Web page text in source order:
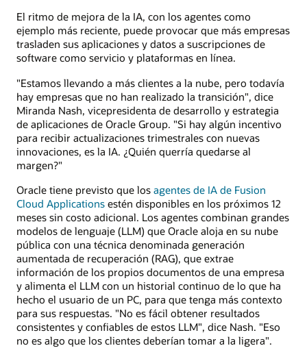
El ritmo de mejora de la IA, con los agentes como
ejemplo más reciente, puede provocar que más empresas
trasladen sus aplicaciones y datos a suscripciones de
software como servicio y plataformas en línea.
"Estamos llevando a más clientes a la nube, pero todavía
hay empresas que no han realizado la transición", dice
Miranda Nash, vicepresidenta de desarrollo y estrategia
de aplicaciones de Oracle Group. "Si hay algún incentivo
para recibir actualizaciones trimestrales con nuevas
innovaciones, es la IA. ¿Quién querría quedarse al
margen?"
Oracle tiene previsto que los agentes de IA de Fusion
Cloud Applications estén disponibles en los próximos 12
meses sin costo adicional. Los agentes combinan grandes
modelos de lenguaje (LLM) que Oracle aloja en su nube
pública con una técnica denominada generación
aumentada de recuperación (RAG), que extrae
información de los propios documentos de una empresa
y alimenta el LLM con un historial continuo de lo que ha
hecho el usuario de un PC, para que tenga más contexto
para sus respuestas. "No es fácil obtener resultados
consistentes y confiables de estos LLM", dice Nash. "Eso
no es algo que los clientes deberían tomar a la ligera".